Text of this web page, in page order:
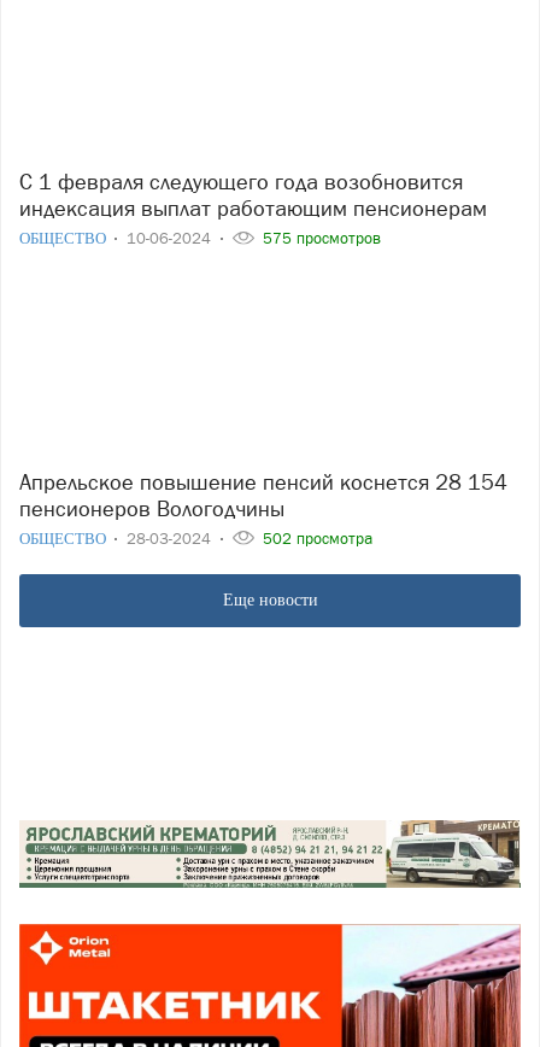
С 1 февраля следующего года возобновится
индексация выплат работающим пенсионерам
ОБЩЕСТВО 10-06-2024 575 просмотров
Апрельское повышение пенсий коснется 28 154
пенсионеров Вологодчины
ОБЩЕСТВО 28-03-2024 502 просмотра
Еще новости